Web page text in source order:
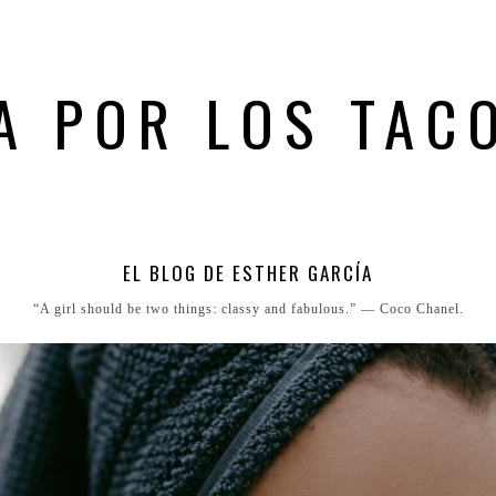
POR LOS
EL BLOG DE ESTHER GARCÍA
“A girl should be two things: classy and fabulous.” ― Coco Chanel.